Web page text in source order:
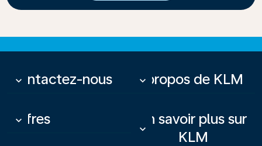
Contactez-nous
keyboard_arrow_down À propos de KLM
keyboard_arrow_down
Offres
keyboard_arrow_down
En savoir plus sur
KLM
keyboard_arrow_down